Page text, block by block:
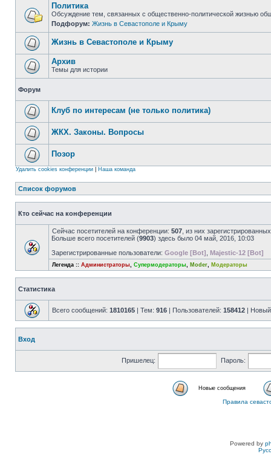
Политика
Обсуждение тем, связанных с общественно-политической жизнью
Подфорум: Жизнь в Севастополе и Крыму
Жизнь в Севастополе и Крыму
Архив
Темы для истории
Форум
Клуб по интересам (не только политика)
ЖКХ. Законы. Вопросы
Позор
Удалить cookies конференции Наша команда
Список форумов
Кто сейчас на конференции
Сейчас посетителей на конференции: 507 , из них
Больше всего посетителей (9903) здесь было 04 май, 2016, 10:03
Зарегистрированные пользователи: Google [Bot] Majestic-12 [Bot]
Легенда :: Администраторы, Супермодераторы, Moder, Модераторы
Статистика
Всего сообщений: 1810165 | Тем: 916 | Пользователей: 158412 |
Вход
Пришелец: Пароль:
Новые сообщения
Правила
Powered by